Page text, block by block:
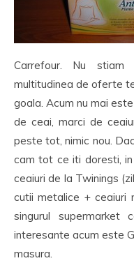
Carrefour. Nu
multitudinea de oferte
goala. Acum nu mai
de ceai, marci de
peste tot, nimic nou.
cam tot ce iti doresti,
ceaiuri de la Twinings
cutii metalice + ceaiuri
singurul supermarket
interesante acum este
masura.